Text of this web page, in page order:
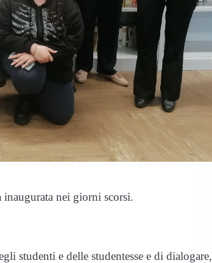
nei giorni scorsi.
studenti e delle studentesse e di dialogare,